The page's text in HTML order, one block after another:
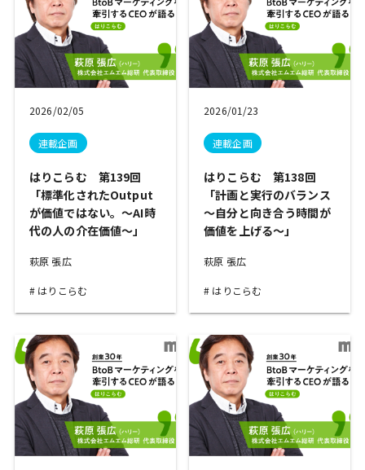
2026/02/05
連載企画
はりこらむ 第139回
「標準化されたOutput
が価値ではない。～AI時
代の人の介在価値～」
萩原 張広
はりこらむ
2026/01/23
連載企画
はりこらむ 第138回
「計画と実行のバランス
～自分と向き合う時間が
価値を上げる～」
萩原 張広
はりこらむ